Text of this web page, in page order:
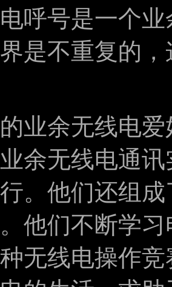
呼号是一个
是不重复的
业余无线电
余无线电通
。他们还组
他们不断学
无线电操作